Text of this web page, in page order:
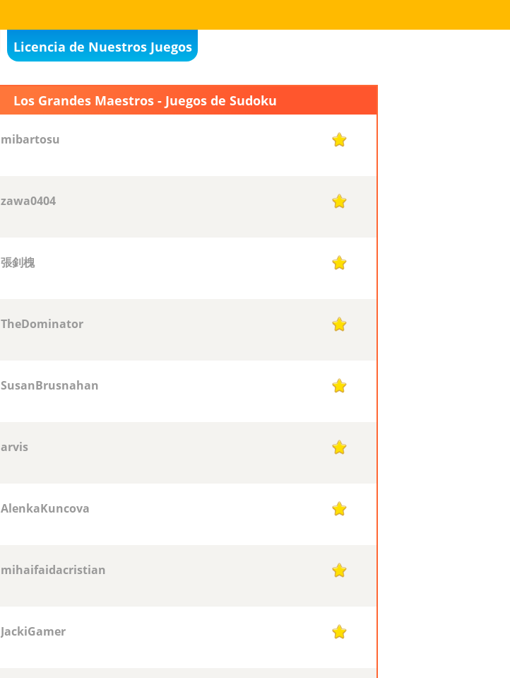
Licencia de Nuestros Juegos
Los Grandes Maestros - Juegos de Sudoku
mibartosu 1
zawa0404 1
張釗槐 1
TheDominator 1
SusanBrusnahan 1
arvis 1
AlenkaKuncova 1
mihaifaidacristian 1
JackiGamer 1